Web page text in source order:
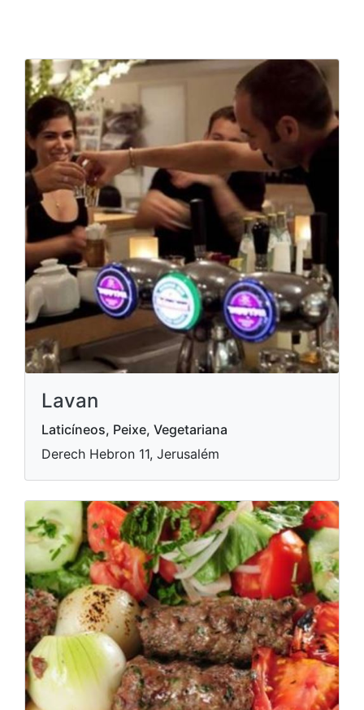
Lavan
Laticíneos, Peixe, Vegetariana
Derech Hebron 11, Jerusalém